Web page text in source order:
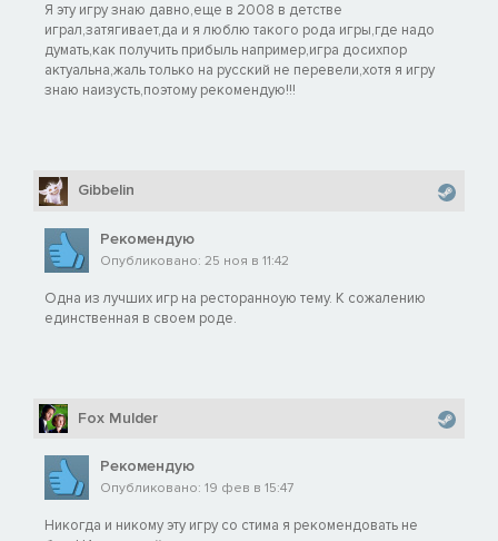
Я эту игру знаю давно,еще в 2008 в детстве
играл,затягивает,да и я люблю такого рода игры,где надо
думать,как получить прибыль например,игра досихпор
актуальна,жаль только на русский не перевели,хотя я игру
знаю наизусть,поэтому рекомендую!!!
Gibbelin
Рекомендую
Опубликовано: 25 ноя в 11:42
Одна из лучших игр на ресторанноую тему. К сожалению
единственная в своем роде.
Fox Mulder
Рекомендую
Опубликовано: 19 фев в 15:47
Никогда и никому эту игру со стима я рекомендовать не